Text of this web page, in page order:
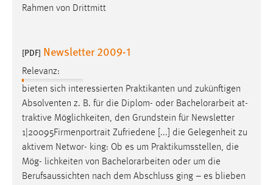
Rahmen von Drittmitt
[PDF] Newsletter 2009-1
Relevanz:
bieten sich interessierten Praktikanten und zukünftigen
Absolventen z. B. für die Diplom- oder Bachelorarbeit at-
traktive Möglichkeiten, den Grundstein für Newsletter
1|20095Firmenportrait Zufriedene [...] die Gelegenheit zu
aktivem Networ- king: Ob es um Praktikumsstellen, die
Mög- lichkeiten von Bachelorarbeiten oder um die
Berufsaussichten nach dem Abschluss ging – es blieben